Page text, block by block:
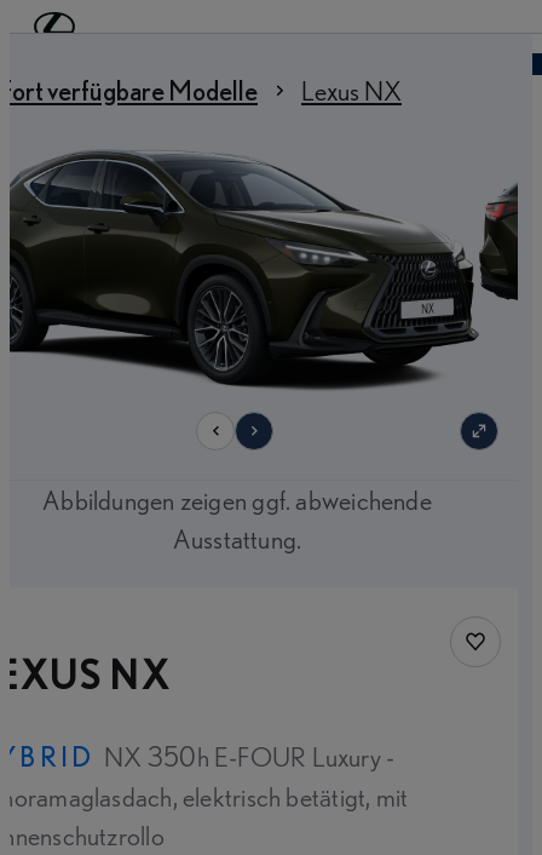
Zum Hauptinhalt springen
verfügbare Modelle Lexus NX
Abbildungen zeigen ggf. abweichende
Ausstattung.
NX
NX 350h E-FOUR Luxury -
elektrisch betätigt, mit